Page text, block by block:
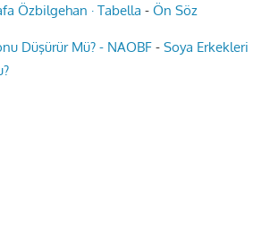
Özbilgehan · Tabella -Ön Söz
Düşürür Mü? - NAOBF -Soya Erkekleri